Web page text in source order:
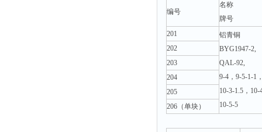
编号
名称
牌号
201
铝青铜
BYG1947-2,
QAL-92,
9-4，9-5-1-1
10-3-1.5，10-
10-5-5
202
203
204
205
206（单块）